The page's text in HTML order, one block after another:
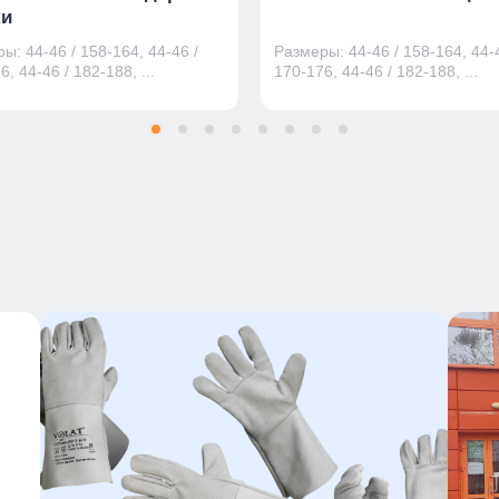
44-46 / 158-164, 44-46 /
44-46 / 182-188, ...
Размеры: 44-46 / 158-164, 44-
170-176, 44-46 / 182-188, ...